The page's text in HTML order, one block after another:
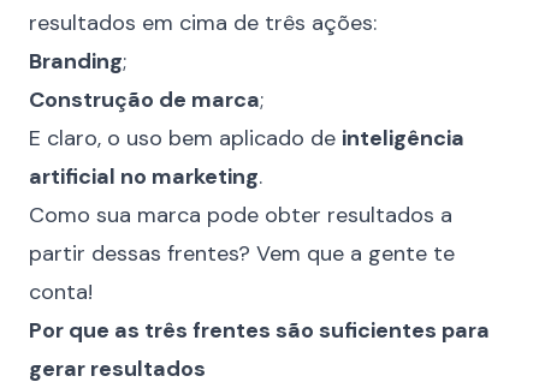
resultados em cima de três ações:
Branding;
Construção de marca;
E claro, o uso bem aplicado de inteligência
artificial no marketing.
Como sua marca pode obter resultados a
partir dessas frentes? Vem que a gente te
conta!
Por que as três frentes são suficientes para
gerar resultados